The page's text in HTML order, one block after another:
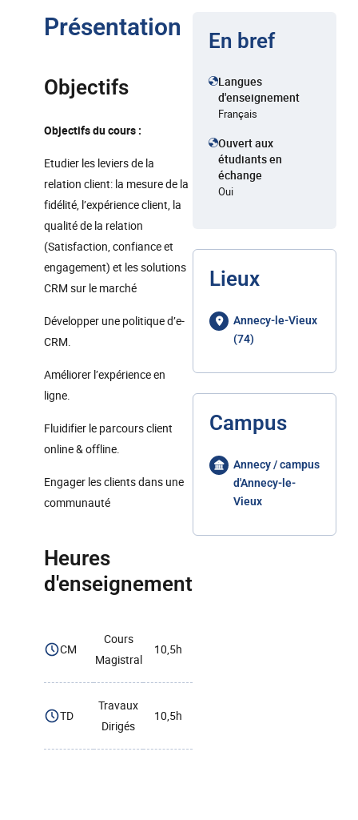
Présentation
Objectifs
Objectifs du cours :
Etudier les leviers de la
relation client: la mesure de la
fidélité, l’expérience client, la
qualité de la relation
(Satisfaction, confiance et
engagement) et les solutions
CRM sur le marché
Développer une politique d’e-
CRM.
Améliorer l’expérience en
ligne.
Fluidifier le parcours client
online & offline.
Engager les clients dans une
communauté
Heures
d'enseignement
CM
Cours
Magistral
10,5h
TD
Travaux
Dirigés
10,5h
En bref
Langues
d'enseignement
Français
Ouvert aux
étudiants en
échange
Oui
Lieux
Annecy-le-Vieux
(74)
Campus
Annecy / campus
d'Annecy-le-
Vieux